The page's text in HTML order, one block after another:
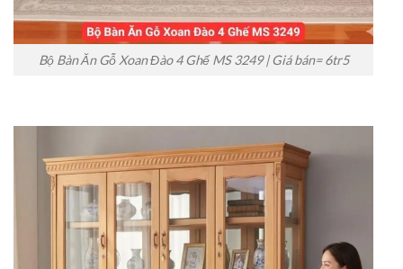
Bộ Bàn Ăn Gỗ Xoan Đào 4 Ghế MS 3249 | Giá bán= 6tr5